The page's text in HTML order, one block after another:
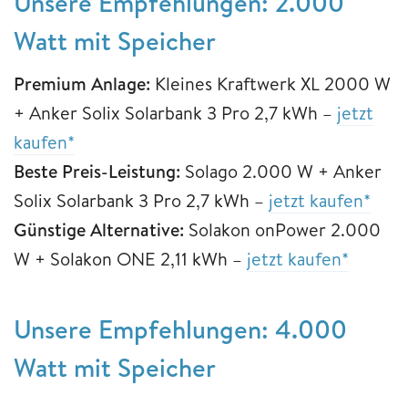
Watt mit Speicher
Premium Anlage: Kleines Kraftwerk XL 2000 W
+ Anker Solix Solarbank 3 Pro 2,7 kWh – jetzt
kaufen*
Beste Preis-Leistung: Solago 2.000 W + Anker
Solix Solarbank 3 Pro 2,7 kWh – jetzt kaufen*
Günstige Alternative: Solakon onPower 2.000
W + Solakon ONE 2,11 kWh – jetzt kaufen*
Unsere Empfehlungen: 4.000
Watt mit Speicher